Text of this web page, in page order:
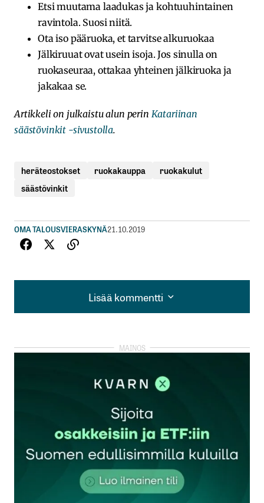
Etsi muutama laadukas ja kohtuuhintainen
ravintola. Suosi niitä.
Ota iso pääruoka, et tarvitse alkuruokaa
Jälkiruuat ovat usein isoja. Jos sinulla on
ruokaseuraa, ottakaa yhteinen jälkiruoka ja
jakakaa se.
Artikkeli on julkaistu alun perin Katariinan
säästövinkit -sivustolla.
heräteostokset ruokakauppa
ruokakulut
säästövinkit
OMA TALOUSVIERASKYNÄ21.10.2019
Lisää kommentti
Lisää kommentti
kirjautua
rekisteröityä
Sähköpostiosoitettasi ei julkaista.Pakolliset
kentät on merkitty*